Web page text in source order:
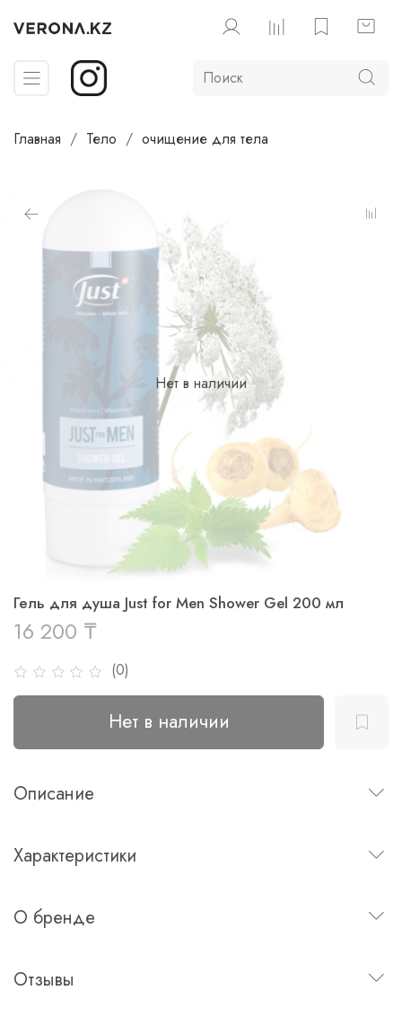
Главная Тело очищение для тела
Нет в наличии
(0)
Гель для душа Just for Men Shower Gel 200 мл
16 200 ₸
Нет в наличии
Описание
Характеристики
О бренде
Отзывы